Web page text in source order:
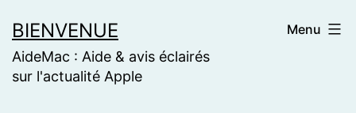
to
content
BIENVENUE
AideMac : Aide & avis éclairés
sur l'actualité Apple
Menu